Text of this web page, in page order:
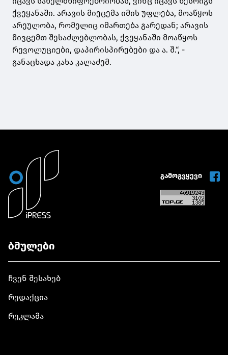
ქვეყანაში. არავის მიეცემა იმის უფლება, მოაწყოს
არეულობა, რომელიც იმართება გარედან; არავის
მივცემთ შესაძლებლობას, ქვეყანაში მოაწყოს
რევოლუციები, დაპირისპირებები და ა. შ.“, -
განაცხადა კახა კალაძემ.
გამოგვყევი
ბმულები
ჩვენ შესახებ
რედაქცია
რეკლამა